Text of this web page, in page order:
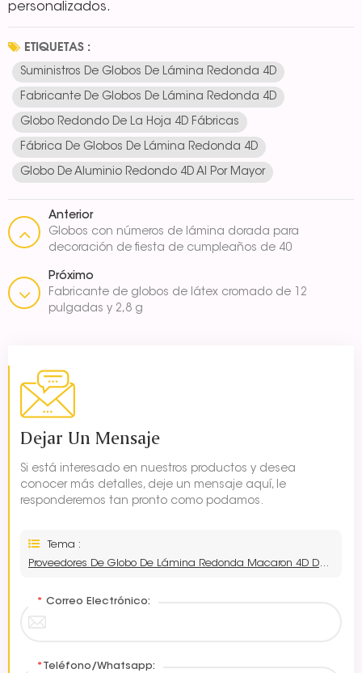
personalizados.
ETIQUETAS :
Suministros De Globos De Lámina Redonda 4D
Fabricante De Globos De Lámina Redonda 4D
Globo Redondo De La Hoja 4D Fábricas
Fábrica De Globos De Lámina Redonda 4D
Globo De Aluminio Redondo 4D Al Por Mayor
Anterior
Globos con números de lámina dorada para
decoración de fiesta de cumpleaños de 40
Próximo
Fabricante de globos de látex cromado de 12
pulgadas y 2,8 g
Dejar Un Mensaje
Si está interesado en nuestros productos y desea
conocer más detalles, deje un mensaje aquí, le
responderemos tan pronto como podamos.
Tema :
Proveedores De Globo De Lámina Redonda Macaron 4D De 10 Pulgadas
* Correo Electrónico:
* Teléfono/Whatsapp: